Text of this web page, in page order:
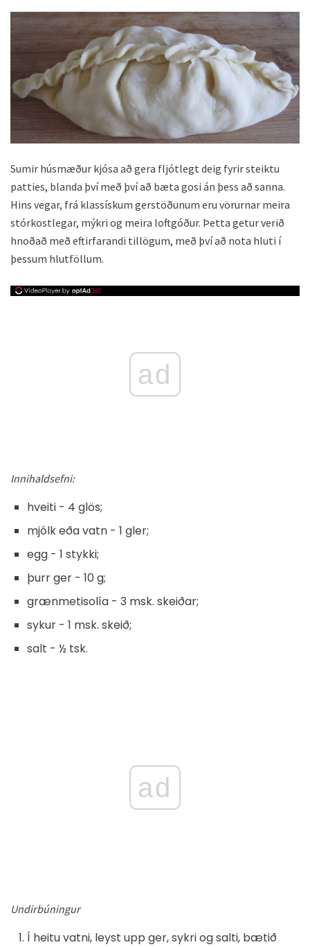
Sumir húsmæður kjósa að gera fljótlegt deig fyrir steiktu
patties, blanda því með því að bæta gosi án þess að sanna.
Hins vegar, frá klassískum gerstöðunum eru vörurnar meira
stórkostlegar, mýkri og meira loftgóður. Þetta getur verið
hnoðað með eftirfarandi tillögum, með því að nota hluti í
þessum hlutföllum.
ad
Innihaldsefni:
hveiti - 4 glös;
mjólk eða vatn - 1 gler;
egg - 1 stykki;
þurr ger - 10 g;
grænmetisolía - 3 msk. skeiðar;
sykur - 1 msk. skeið;
salt - ½ tsk.
ad
Undirbúningur
Í heitu vatni, leyst upp ger, sykri og salti, bætið